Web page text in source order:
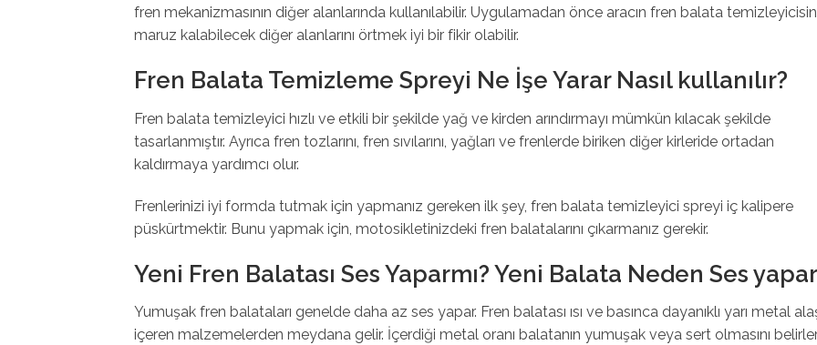
fren mekanizmasının diğer alanlarında kullanılabilir. Uygulamadan önce aracın fren balata
maruz kalabilecek diğer alanlarını örtmek iyi bir fikir olabilir.
Fren Balata Temizleme Spreyi Ne İşe Yarar Nasıl kullanılır?
Fren balata temizleyici hızlı ve etkili bir şekilde yağ ve kirden arındırmayı mümkün kılacak şekilde
tasarlanmıştır. Ayrıca fren tozlarını, fren sıvılarını, yağları ve frenlerde biriken diğer kirleride ortadan
kaldırmaya yardımcı olur.
Frenlerinizi iyi formda tutmak için yapmanız gereken ilk şey, fren balata temizleyici spreyi iç kalipere
püskürtmektir. Bunu yapmak için, motosikletinizdeki fren balatalarını çıkarmanız gerekir.
Yeni Fren Balatası Ses Yaparmı? Yeni Balata Neden Ses
Yumuşak fren balataları genelde daha az ses yapar. Fren balatası ısı ve basınca dayanıklı yarı metal
içeren malzemelerden meydana gelir. İçerdiği metal oranı balatanın yumuşak veya sert olmasını